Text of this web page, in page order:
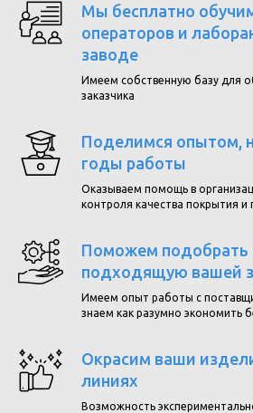
Мы бесплатно
операторов и
заводе
Имеем собственную базу для
заказчика
Поделимся опытом,
годы работы
Оказываем помощь в
контроля качества покрытия и
Поможем подобрать
подходящую вашей
Имеем опыт работы с
знаем как разумно экономить
Окрасим ваши
линиях
Возможность